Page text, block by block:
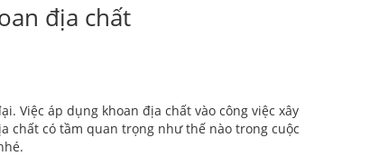
địa chất
Việc áp dụng khoan địa chất vào công việc xây
chất có tầm quan trọng như thế nào trong cuộc